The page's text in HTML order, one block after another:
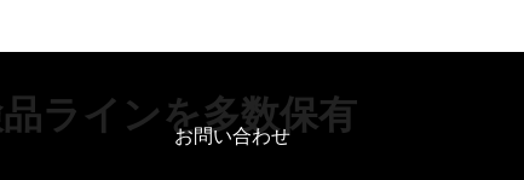
ラインを多数保有
お問い合わせ